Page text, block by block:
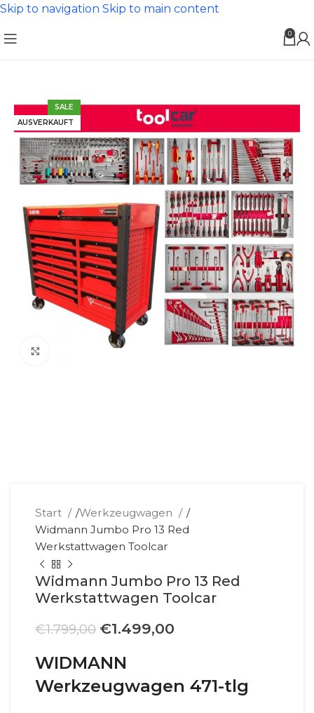
Skip to navigation Skip to main content
0
SALE
AUSVERKAUFT
Klick zum Vergrößern
Start /Werkzeugwagen
/
Widmann Jumbo Pro 13 Red
Werkstattwagen Toolcar
Widmann Jumbo Pro 13 Red
Werkstattwagen Toolcar
€1.799,00 Ursprünglicher
war:
€1.799,00
€1.499,00
€1.499,00.
WIDMANN
Werkzeugwagen 471-tlg